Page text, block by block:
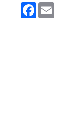
Facebook